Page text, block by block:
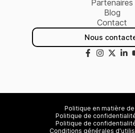
Partenaires
Blog
Contact
Nous
Politique en matière
Politique de
Politique de
Conditions générales